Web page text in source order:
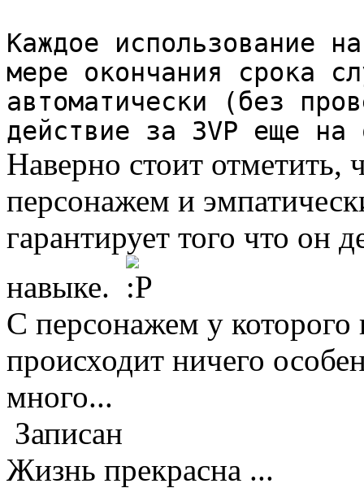
Каждое использование
мере окончания срока
автоматически (без
действие за 3VP еще на
Наверно стоит отметить,
персонажем и
гарантирует того что он
навыке.
С персонажем у которого
происходит ничего
много...
Записан
Жизнь прекрасна ...